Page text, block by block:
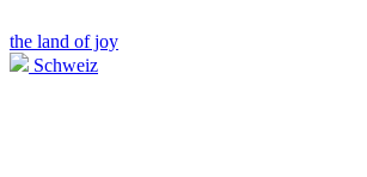
the land of joy
Schweiz